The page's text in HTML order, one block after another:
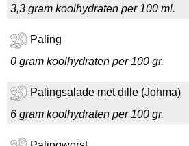
3,3 gram koolhydraten per 100 ml.
Paling
0 gram koolhydraten per 100 gr.
Palingsalade met dille (Johma)
6 gram koolhydraten per 100 gr.